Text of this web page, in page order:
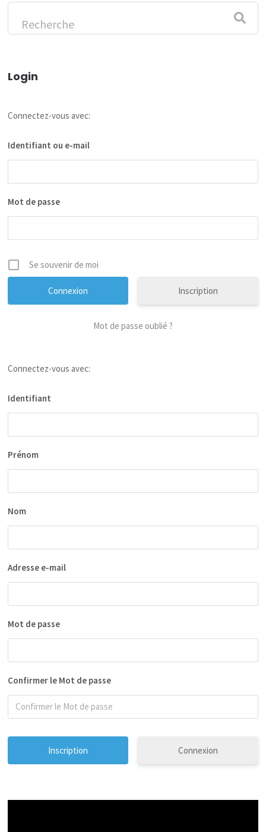
Login
Connectez-vous avec:
Identifiant ou e-mail
Mot de passe
Se souvenir de moi
Inscription
Mot de passe oublié ?
Connectez-vous avec:
Identifiant
Prénom
Nom
Adresse e-mail
Mot de passe
Confirmer le Mot de passe
Connexion